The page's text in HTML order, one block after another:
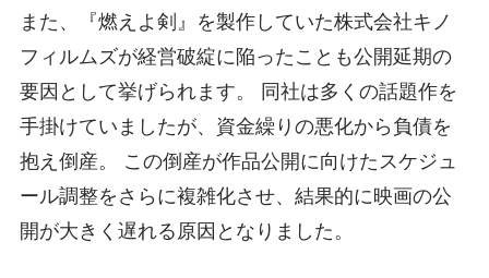
また、『燃えよ剣』を製作していた株式会社キノ
フィルムズが経営破綻に陥ったことも公開延期の
要因として挙げられます。 同社は多くの話題作を
手掛けていましたが、資金繰りの悪化から負債を
抱え倒産。 この倒産が作品公開に向けたスケジュ
ール調整をさらに複雑化させ、結果的に映画の公
開が大きく遅れる原因となりました。